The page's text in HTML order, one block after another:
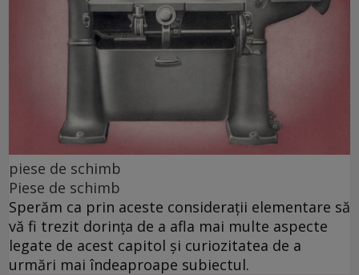
piese de schimb
Piese de schimb
Sperăm ca prin aceste considerații elementare să
vă fi trezit dorința de a afla mai multe aspecte
legate de acest capitol și curiozitatea de a
urmări mai îndeaproape subiectul.